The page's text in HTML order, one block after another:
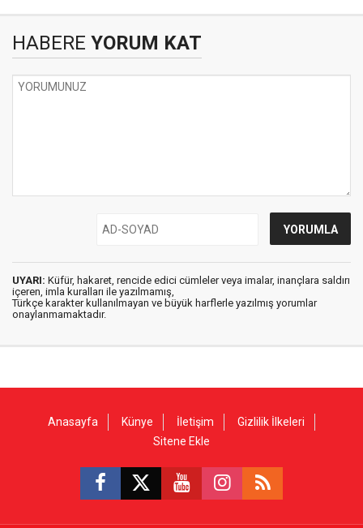
HABERE YORUM KAT
UYARI: Küfür, hakaret, rencide edici cümleler veya imalar, inançlara saldırı
içeren, imla kuralları ile yazılmamış,
Türkçe karakter kullanılmayan ve büyük harflerle yazılmış yorumlar
onaylanmamaktadır.
Anasayfa Künye İletişim
Gizlilik İlkeleri
Sitene Ekle